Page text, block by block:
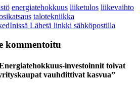
energiatehokkuus liiketulos liikevaihto
talotekniikka
Lähetä linkki sähköpostilla
kommentoitu
investoinnit toivat
vauhdittivat kasvua”